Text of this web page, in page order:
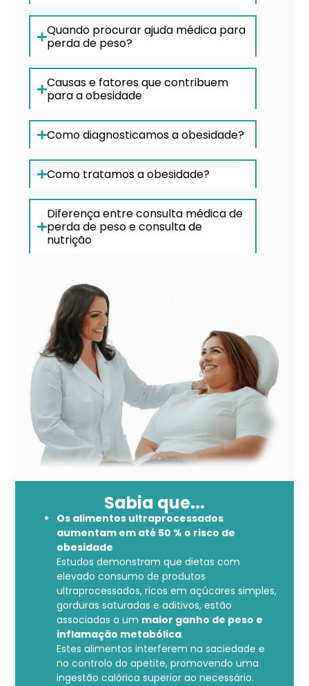
Quando procurar ajuda médica para
perda de peso?
Causas e fatores que contribuem
para a obesidade
Como diagnosticamos a obesidade?
Como tratamos a obesidade?
Diferença entre consulta médica de
perda de peso e consulta de
nutrição
Sabia que...
Os alimentos ultraprocessados
aumentam em até 50 % o risco de
obesidade
Estudos demonstram que dietas com
elevado consumo de produtos
ultraprocessados, ricos em açúcares simples,
gorduras saturadas e aditivos, estão
associadas a um maior ganho de peso e
inflamação metabólica.
Estes alimentos interferem na saciedade e
no controlo do apetite, promovendo uma
ingestão calórica superior ao necessário.